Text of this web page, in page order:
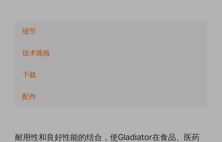
细节
技术规格
下载
配件
耐用性和良好性能的结合，使Gladiator在食品、医药